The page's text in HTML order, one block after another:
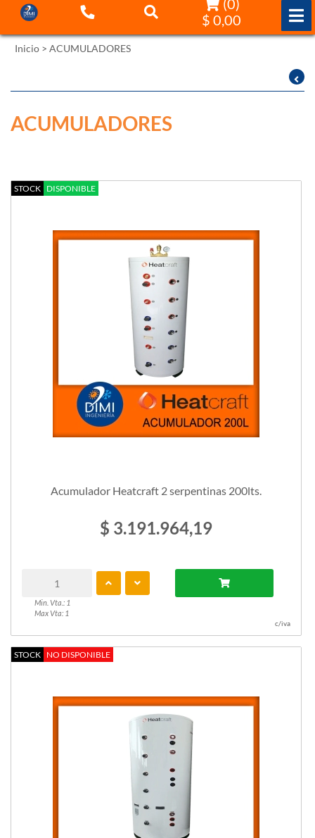
$ 0,00
Inicio > ACUMULADORES
ACUMULADORES
STOCK DISPONIBLE
Acumulador Heatcraft 2 serpentinas 200lts.
$ 3.191.964,19
Min. Vta.: 1
Max Vta: 1
c/iva
STOCK NO DISPONIBLE